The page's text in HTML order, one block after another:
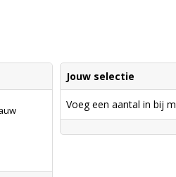
Jouw selectie
Voeg een aantal in bij